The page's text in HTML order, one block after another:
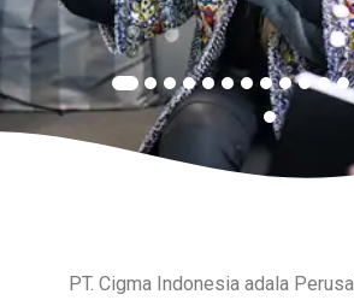
PT. Cigma Indonesia adala